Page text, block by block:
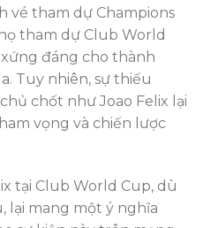
vé tham dự Champions
tham dự Club World
đáng cho thành
Tuy nhiên, sự thiếu
chốt như Joao Felix lại
vọng và chiến lược
tại Club World Cup, dù
lại mang một ý nghĩa